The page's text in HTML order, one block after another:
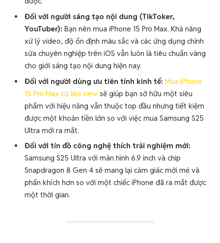
Đối với người sáng tạo nội dung (TikToker,
YouTuber): Bạn nên mua iPhone 15 Pro Max. Khả năng
xử lý video, độ ổn định màu sắc và các ứng dụng chỉnh
sửa chuyên nghiệp trên iOS vẫn luôn là tiêu chuẩn vàng
cho giới sáng tạo nội dung hiện nay.
Đối với người dùng ưu tiên tính kinh tế: Mua iPhone
15 Pro Max cũ like new sẽ giúp bạn sở hữu một siêu
phẩm với hiệu năng vẫn thuộc top đầu nhưng tiết kiệm
được một khoản tiền lớn so với việc mua Samsung S25
Ultra mới ra mắt.
Đối với tín đồ công nghệ thích trải nghiệm mới:
Samsung S25 Ultra với màn hình 6.9 inch và chip
Snapdragon 8 Gen 4 sẽ mang lại cảm giác mới mẻ và
phấn khích hơn so với một chiếc iPhone đã ra mắt được
một thời gian.